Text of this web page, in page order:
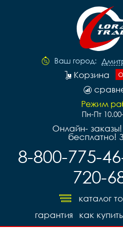
Ваш город:
Корзина
Режим
Пн-Пт
Онлайн-
бесплатно!
8-800-775-
720-
каталог
как купить
гарантия